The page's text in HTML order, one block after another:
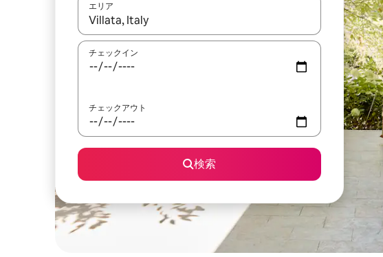
エリア
検索結果が表示されたら、上下の矢印キーを使って移動するか、
チェックイン
チェックアウト
検索